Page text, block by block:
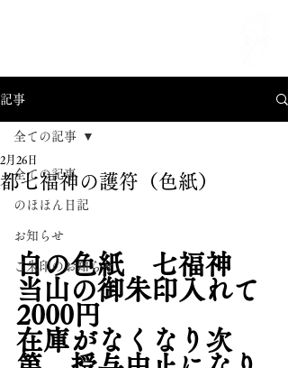
記事
全ての記事
のほほん日記
お知らせ
ご朱印のお知らせ
全ての記事
都七福神の護符（色紙）
2月26日
白の色紙　七福神
当山の御朱印入れて
2000円
在庫がなくなり次